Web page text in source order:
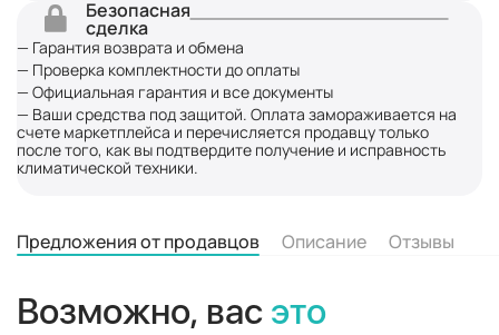
Безопасная
сделка
— Гарантия возврата и обмена
— Проверка комплектности до оплаты
— Официальная гарантия и все документы
— Ваши средства под защитой. Оплата замораживается на
счете маркетплейса и перечисляется продавцу только
после того, как вы подтвердите получение и исправность
климатической техники.
Предложения от продавцов Описание Отзывы
Возможно, вас это